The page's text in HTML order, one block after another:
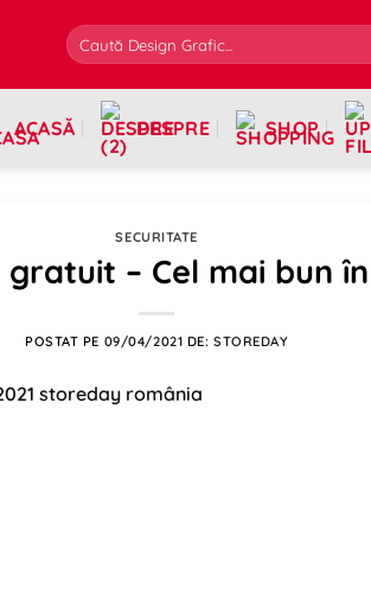
ACASĂ DESPRE SHOP
SECURITATE
– Cel mai bun în
POSTAT PE 09/04/2021 DE:STOREDAY